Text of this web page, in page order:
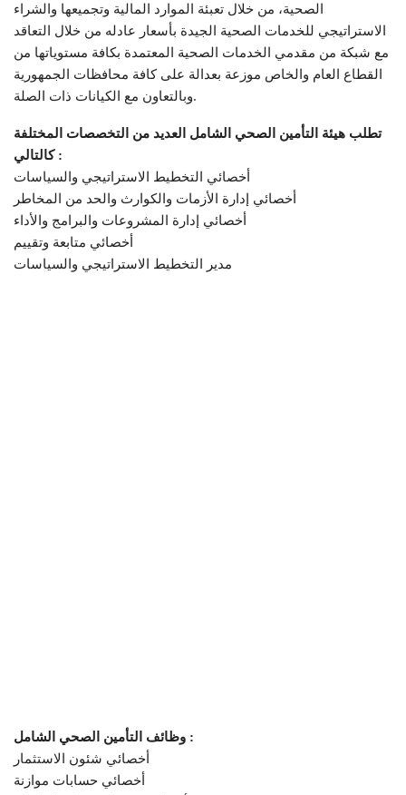
الصحية، من خلال تعبئة الموارد المالية وتجميعها والشراء
الاستراتيجي للخدمات الصحية الجيدة بأسعار عادله من خلال التعاقد
مع شبكة من مقدمي الخدمات الصحية المعتمدة بكافة مستوياتها من
القطاع العام والخاص موزعة بعدالة على كافة محافظات الجمهورية
وبالتعاون مع الكيانات ذات الصلة.
تطلب هيئة التأمين الصحي الشامل العديد من التخصصات المختلفة
كالتالي :
أخصائي التخطيط الاستراتيجي والسياسات
أخصائي إدارة الأزمات والكوارث والحد من المخاطر
أخصائي إدارة المشروعات والبرامج والأداء
أخصائي متابعة وتقييم
مدير التخطيط الاستراتيجي والسياسات
وظائف التأمين الصحي الشامل :
أخصائي شئون الاستثمار
أخصائي حسابات موازنة